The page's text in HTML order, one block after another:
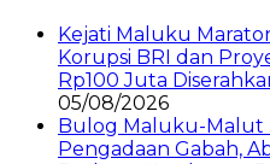
Kejati Maluku
Korupsi BRI dan
Rp100 Juta
05/08/2026
Bulog Maluku-Malut
Pengadaan Gabah,